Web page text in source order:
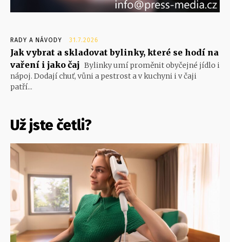
RADY A NÁVODY 31.7.2026
Jak vybrat a skladovat bylinky, které se hodí na
vaření i jako čaj Bylinky umí proměnit obyčejné jídlo i
nápoj. Dodají chuť, vůni a pestrost a v kuchyni i v čaji
patří...
Už jste četli?